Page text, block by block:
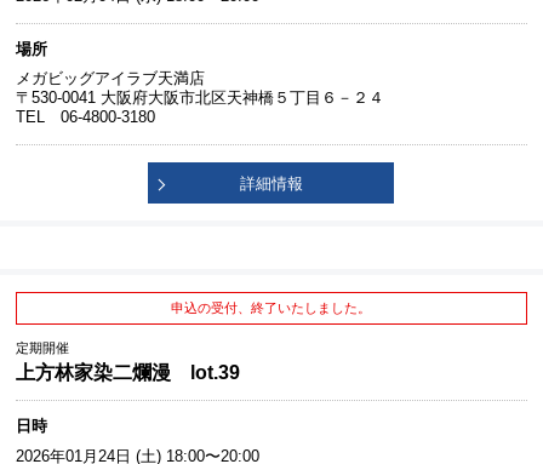
場所
メガビッグアイラブ天満店
〒530-0041 大阪府大阪市北区天神橋５丁目６－２４
TEL 06-4800-3180
詳細情報
申込の受付、終了いたしました。
定期開催
上方林家染二爛漫 lot.39
日時
2026年01月24日 (土) 18:00〜20:00